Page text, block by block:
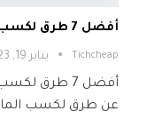
أفضل 7 طرق لكسب المال عبر الإنترنت
Tichcheap يناير 19, 2023
أفضل 7 طرق
عن طرق لكسب المال